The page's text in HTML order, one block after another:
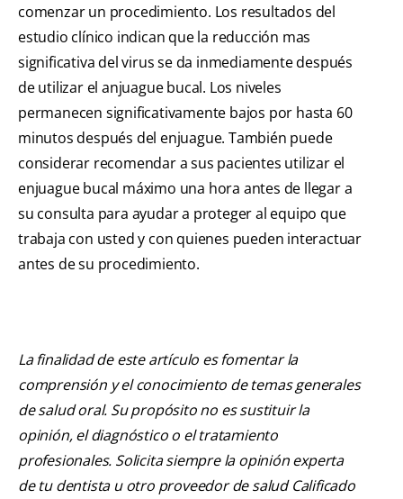
comenzar un procedimiento. Los resultados del
estudio clínico indican que la reducción mas
significativa del virus se da inmediamente después
de utilizar el anjuague bucal. Los niveles
permanecen significativamente bajos por hasta 60
minutos después del enjuague. También puede
considerar recomendar a sus pacientes utilizar el
enjuague bucal máximo una hora antes de llegar a
su consulta para ayudar a proteger al equipo que
trabaja con usted y con quienes pueden interactuar
antes de su procedimiento.
La finalidad de este artículo es fomentar la
comprensión y el conocimiento de temas generales
de salud oral. Su propósito no es sustituir la
opinión, el diagnóstico o el tratamiento
profesionales. Solicita siempre la opinión experta
de tu dentista u otro proveedor de salud Calificado